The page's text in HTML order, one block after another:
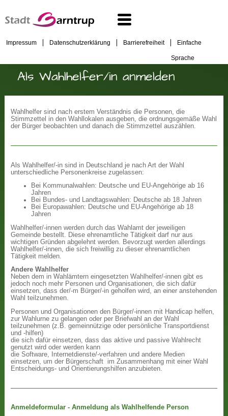
Impressum Datenschutzerklärung Barrierefreiheit Einfache
Sprache
Als Wahlhelfer/in anmelden
Wahlhelfer sind nach erstem Verständnis die Personen, die
Stimmzettel in den Wahllokalen ausgeben, die ordnungsgemäße Wahl
der Bürger beobachten und danach die Stimmzettel auszählen.
Als Wahlhelfer/-in sind in Deutschland je nach Art der Wahl
unterschiedliche Personenkreise zugelassen:
Bei Kommunalwahlen: Deutsche und EU-Angehörige ab 16
Jahren
Bei Bundes- und Landtagswahlen: Deutsche ab 18 Jahren
Bei Europawahlen: Deutsche und EU-Angehörige ab 18
Jahren
Wahlhelfer/-innen werden durch das Wahlamt der jeweiligen
Gemeinde bestellt. Diese ehrenamtliche Tätigkeit darf nur aus
wichtigen Gründen abgelehnt werden. Bevorzugt werden allerdings
Wahlhelfer/-innen, die sich freiwillig zu dieser ehrenamtlichen
Tätigkeit melden.
Andere Wahlhelfer
Neben dem in Wahlämtern eingesetzten Wahlhelfer/-innen gibt es
jedoch noch mehr Personen und Organisationen, die sich dafür
einsetzen, dass der/-m Bürger/-in geholfen wird, an einer anstehenden
Wahl teilzunehmen.
Personen und Organisationen den Bürger/-innen mit Handicap helfen,
zur Wahlurne zu gelangen oder per Briefwahl an der Wahl
teilzunehmen (z.B. gemeinnützige oder persönliche Transportdienst
und -hilfen)
die sich dafür einsetzen, dass das aktive und passive Wahlrecht
genutzt wird oder werden kann
die Software, Internetdienste/-verfahren und andere Medien
einsetzen, um der Bürgerschaft im Zusammenhang mit einer Wahl
Entscheidungs- und Orientierungshilfen anzubieten.
Anmeldeformular - Anmeldung als Wahlhelfende Person